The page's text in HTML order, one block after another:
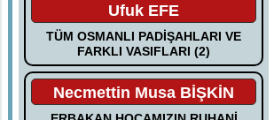
Ufuk EFE
TÜM OSMANLI PADİŞAHLARI VE
FARKLI VASIFLARI (2)
Necmettin Musa BİŞKİN